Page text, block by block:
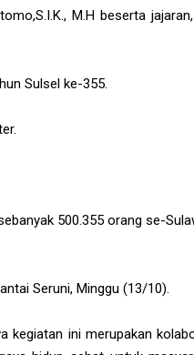
M.H beserta
Sulsel ke-355.
500.355 orang se-
Seruni, Minggu (13/10).
kegiatan ini merupakan